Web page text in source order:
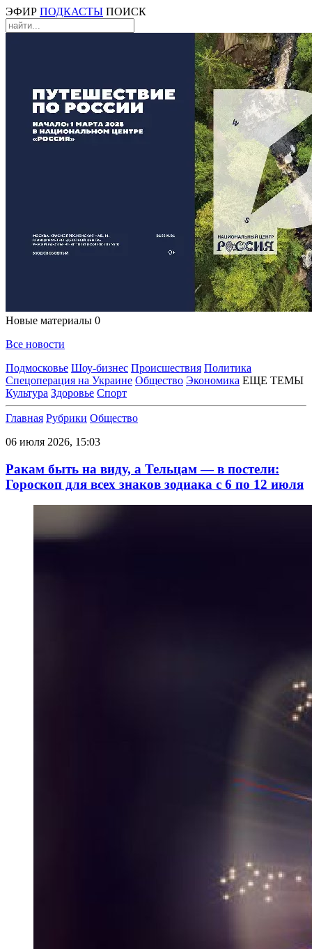
ЭФИР ПОДКАСТЫ ПОИСК
Новые материалы 0
Все новости
Подмосковье Шоу-бизнес Происшествия Политика
Спецоперация на Украине Общество Экономика ЕЩЕ ТЕМЫ
Культура Здоровье Спорт
Главная Рубрики Общество
06 июля 2026, 15:03
Ракам быть на виду, а Тельцам — в постели:
Гороскоп для всех знаков зодиака с 6 по 12 июля